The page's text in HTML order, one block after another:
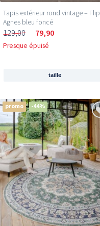
Tapis extérieur rond vintage – Flip
Agnes bleu foncé
129,00 79,90
Presque épuisé
taille
promo -44%